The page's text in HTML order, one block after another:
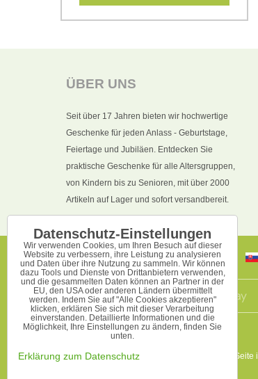
ÜBER UNS
Seit über 17 Jahren bieten wir hochwertige
Geschenke für jeden Anlass - Geburtstage,
Feiertage und Jubiläen. Entdecken Sie
praktische Geschenke für alle Altersgruppen,
von Kindern bis zu Senioren, mit über 2000
Artikeln auf Lager und sofort versandbereit.
Diese
Datenschutz-Einstellungen
Wir verwenden Cookies, um Ihren Besuch auf dieser
Website zu verbessern, ihre Leistung zu analysieren
und Daten über ihre Nutzung zu sammeln. Wir können
dazu Tools und Dienste von Drittanbietern verwenden,
und die gesammelten Daten können an Partner in der
EU, den USA oder anderen Ländern übermittelt
werden. Indem Sie auf "Alle Cookies akzeptieren"
klicken, erklären Sie sich mit dieser Verarbeitung
einverstanden. Detaillierte Informationen und die
Möglichkeit, Ihre Einstellungen zu ändern, finden Sie
unten.
Erklärung zum Datenschutz